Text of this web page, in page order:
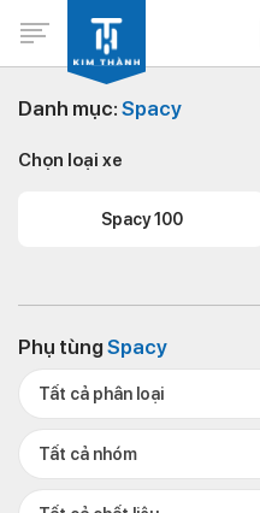
Danh mục: Spacy
Chọn loại xe
Spacy 100
Phụ tùng Spacy
Tất cả phân loại
Tất cả nhóm